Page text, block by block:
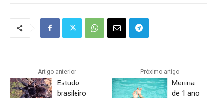
Artigo anterior
Estudo
brasileiro
Próximo artigo
Menina
de 1 ano